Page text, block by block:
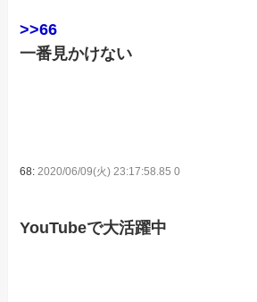
>>66
一番見かけない
68:2020/06/09(火) 23:17:58.85 0
YouTubeで大活躍中